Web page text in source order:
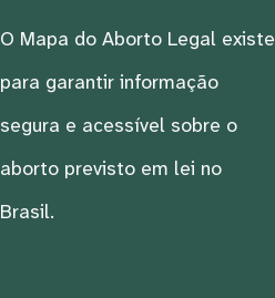
O Mapa do Aborto Legal existe
para garantir informação
segura e acessível sobre o
aborto previsto em lei no
Brasil.